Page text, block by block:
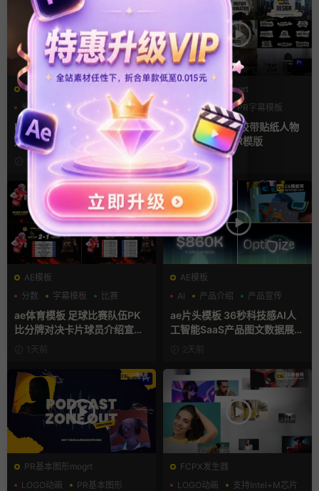
FCPX转场
光效
复古风
支持Intel+M芯片
FCPX转场插件 15组光效胶片
划痕复古视频过渡
2小时前
PR基本图形mogrt
PR基本图形
PR字幕模板
人物介绍
pr字幕模板 9组胶带贴纸人物
介绍角标动画PR模版
1天前
AE模板
分数
字幕模板 比赛
ae体育模板 足球比赛队伍PK
比分牌对决卡片球员介绍宣传
视频AE模板
1天前
AE模板
AI
产品介绍 产品宣传
ae片头模板 36秒科技感AI人
工智能SaaS产品图文数据展示
宣传视频AE模板
2天前
PR基本图形mogrt
LOGO动画
PR基本图形
FCPX发生器
LOGO动画
支持Intel+M芯片